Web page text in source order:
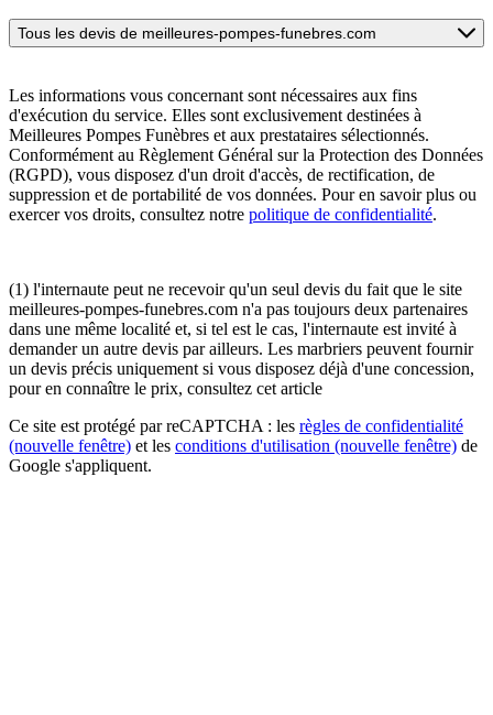
Tous les devis de meilleures-pompes-funebres.com
Les informations vous concernant sont nécessaires aux fins
d'exécution du service. Elles sont exclusivement destinées à
Meilleures Pompes Funèbres et aux prestataires sélectionnés.
Conformément au Règlement Général sur la Protection des Données
(RGPD), vous disposez d'un droit d'accès, de rectification, de
suppression et de portabilité de vos données. Pour en savoir plus ou
exercer vos droits, consultez notre politique de confidentialité.
(1) l'internaute peut ne recevoir qu'un seul devis du fait que le site
meilleures-pompes-funebres.com n'a pas toujours deux partenaires
dans une même localité et, si tel est le cas, l'internaute est invité à
demander un autre devis par ailleurs. Les marbriers peuvent fournir
un devis précis uniquement si vous disposez déjà d'une concession,
pour en connaître le prix, consultez cet article
Ce site est protégé par reCAPTCHA : les règles de confidentialité
(nouvelle fenêtre) et les conditions d'utilisation (nouvelle fenêtre) de
Google s'appliquent.